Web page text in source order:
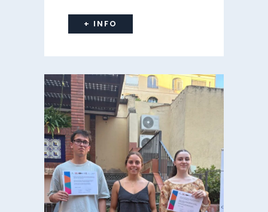
+ INFO